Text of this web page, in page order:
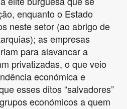
enquanto o Estado
neste setor (ao abrigo de
as empresas
para alavancar a
privatizadas, o que veio
económica e
esses ditos “salvadores”
económicos a quem